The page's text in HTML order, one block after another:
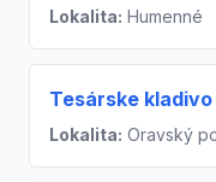
Lokalita: Humenné
Tesárske
Lokalita: Oravský